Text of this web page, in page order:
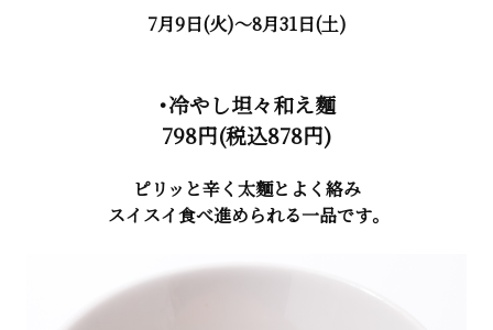
7月9日(火)～8月31日(土)
・冷やし坦々和え麵
798円(税込878円)
ピリッと辛く太麵とよく絡み
スイスイ食べ進められる一品です。